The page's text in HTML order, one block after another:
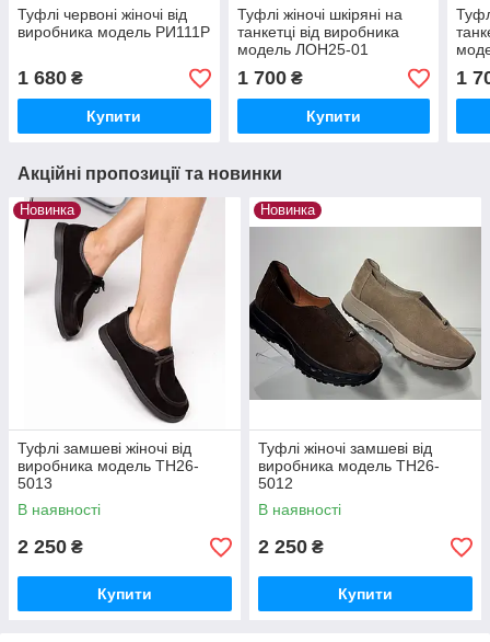
Туфлі червоні жіночі від
виробника модель РИ111Р
1 680 ₴
Купити
Туфлі жіночі шкіряні на
танкетці від виробника
модель ЛОН25-01
1 700₴
Купити
1
Акційні пропозиції та новинки
Новинка
Туфлі замшеві жіночі від
виробника модель ТН26-
5013
В наявності
2 250 ₴
Купити
Новинка
Туфлі жіночі замшеві від
виробника модель ТН26-
5012
В наявності
2 250 ₴
Купити